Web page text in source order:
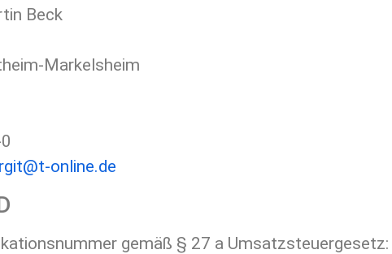
Beck
Markelsheim
online.de
gemäß § 27 a Umsatzsteuergesetz: